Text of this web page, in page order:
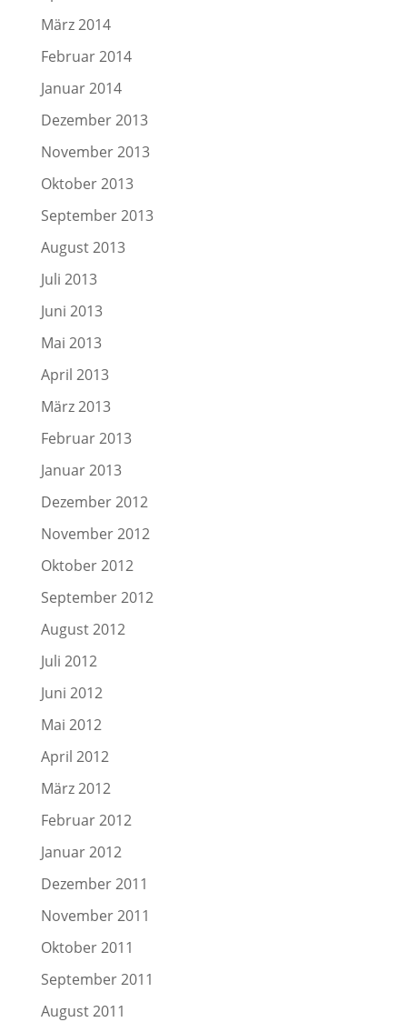
März 2014
Februar 2014
Januar 2014
Dezember 2013
November 2013
Oktober 2013
September 2013
August 2013
Juli 2013
Juni 2013
Mai 2013
April 2013
März 2013
Februar 2013
Januar 2013
Dezember 2012
November 2012
Oktober 2012
September 2012
August 2012
Juli 2012
Juni 2012
Mai 2012
April 2012
März 2012
Februar 2012
Januar 2012
Dezember 2011
November 2011
Oktober 2011
September 2011
August 2011